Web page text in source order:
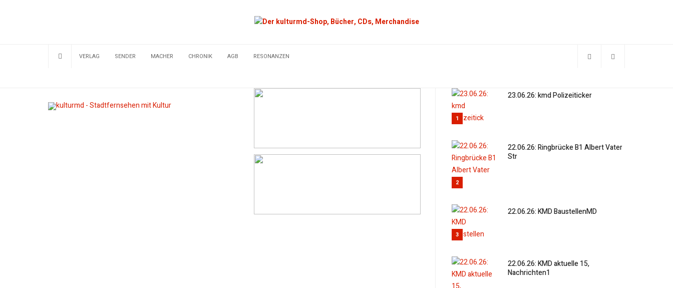
VERLAG SENDER MACHER CHRONIK AGB RESONANZEN
1
23.06.26: kmd Polizeiticker
2
22.06.26: Ringbrücke B1 Albert Vater
Str
3
22.06.26: KMD BaustellenMD
22.06.26: KMD aktuelle 15,
Nachrichten1